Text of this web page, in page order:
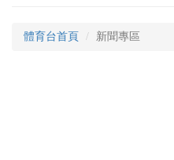
體育台首頁 新聞專區